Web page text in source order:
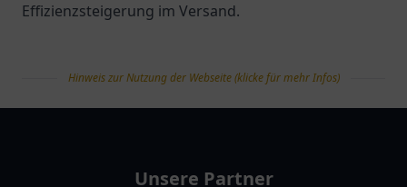
Effizienzsteigerung im Versand.
Hinweis zur Nutzung der Webseite (klicke für mehr Infos)
Unsere Partner